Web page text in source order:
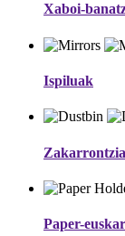
Xaboi-
Ispiluak
Zakarrontzia
Paper-